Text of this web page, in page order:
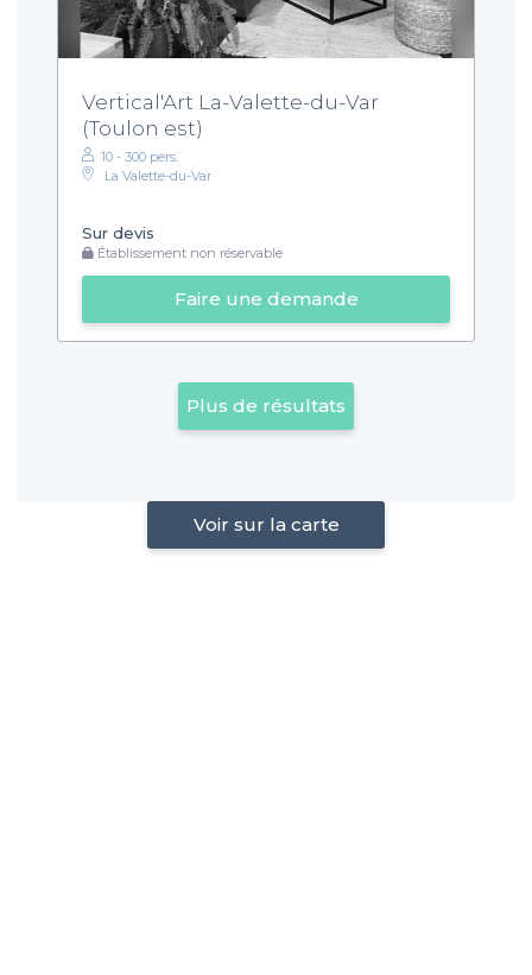
Vertical'Art La-Valette-du-Var
(Toulon est)
10 - 300 pers.
La Valette-du-Var
Sur devis
Établissement non réservable
Faire une demande
Plus de résultats
Voir sur la carte